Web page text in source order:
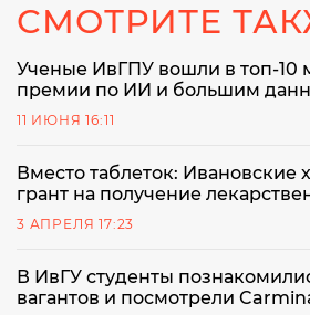
СМОТРИТЕ
Ученые ИвГПУ вошли в топ-10
премии по ИИ и большим
11 ИЮНЯ 16:11
Вместо таблеток: Ивановские
грант на получение
3 АПРЕЛЯ 17:23
В ИвГУ студенты
вагантов и посмотрели